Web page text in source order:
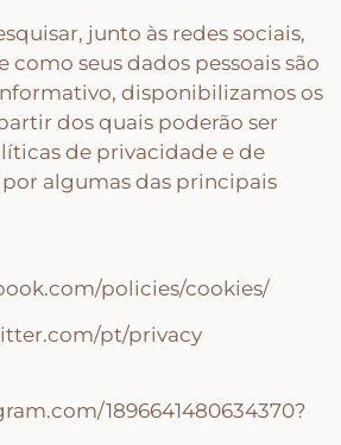
junto às redes sociais,
como seus dados pessoais são
disponibilizamos os
dos quais poderão ser
de privacidade e de
algumas das principais
policies/cookies/
pt/privacy
1896641480634370?